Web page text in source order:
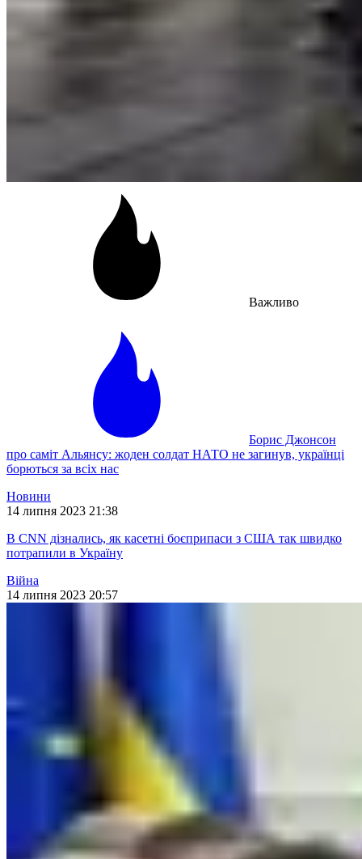
Важливо
Борис Джонсон
про саміт Альянсу: жоден солдат НАТО не загинув, українці
борються за всіх нас
Новини
14 липня 2023 21:38
В CNN дізнались, як касетні боєприпаси з США так швидко
потрапили в Україну
Війна
14 липня 2023 20:57